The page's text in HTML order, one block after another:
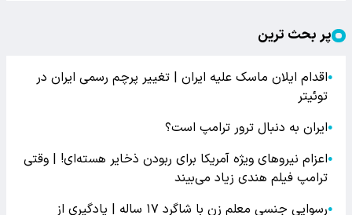
پر بحث ترین
●اقدام ایلان ماسک علیه ایران | تغییر پرچم رسمی ایران در
توئیتر
●ایران به دنبال ترور ترامپ است؟
●اعزام نیروهای ویژه آمریکا برای ربودن ذخایر هسته‌ای! | وقتی
ترامپ فیلم هندی زیاد می‌بیند
●
رسوایی جنسی معلم زن با شاگرد ۱۷ ساله | یادگیری از